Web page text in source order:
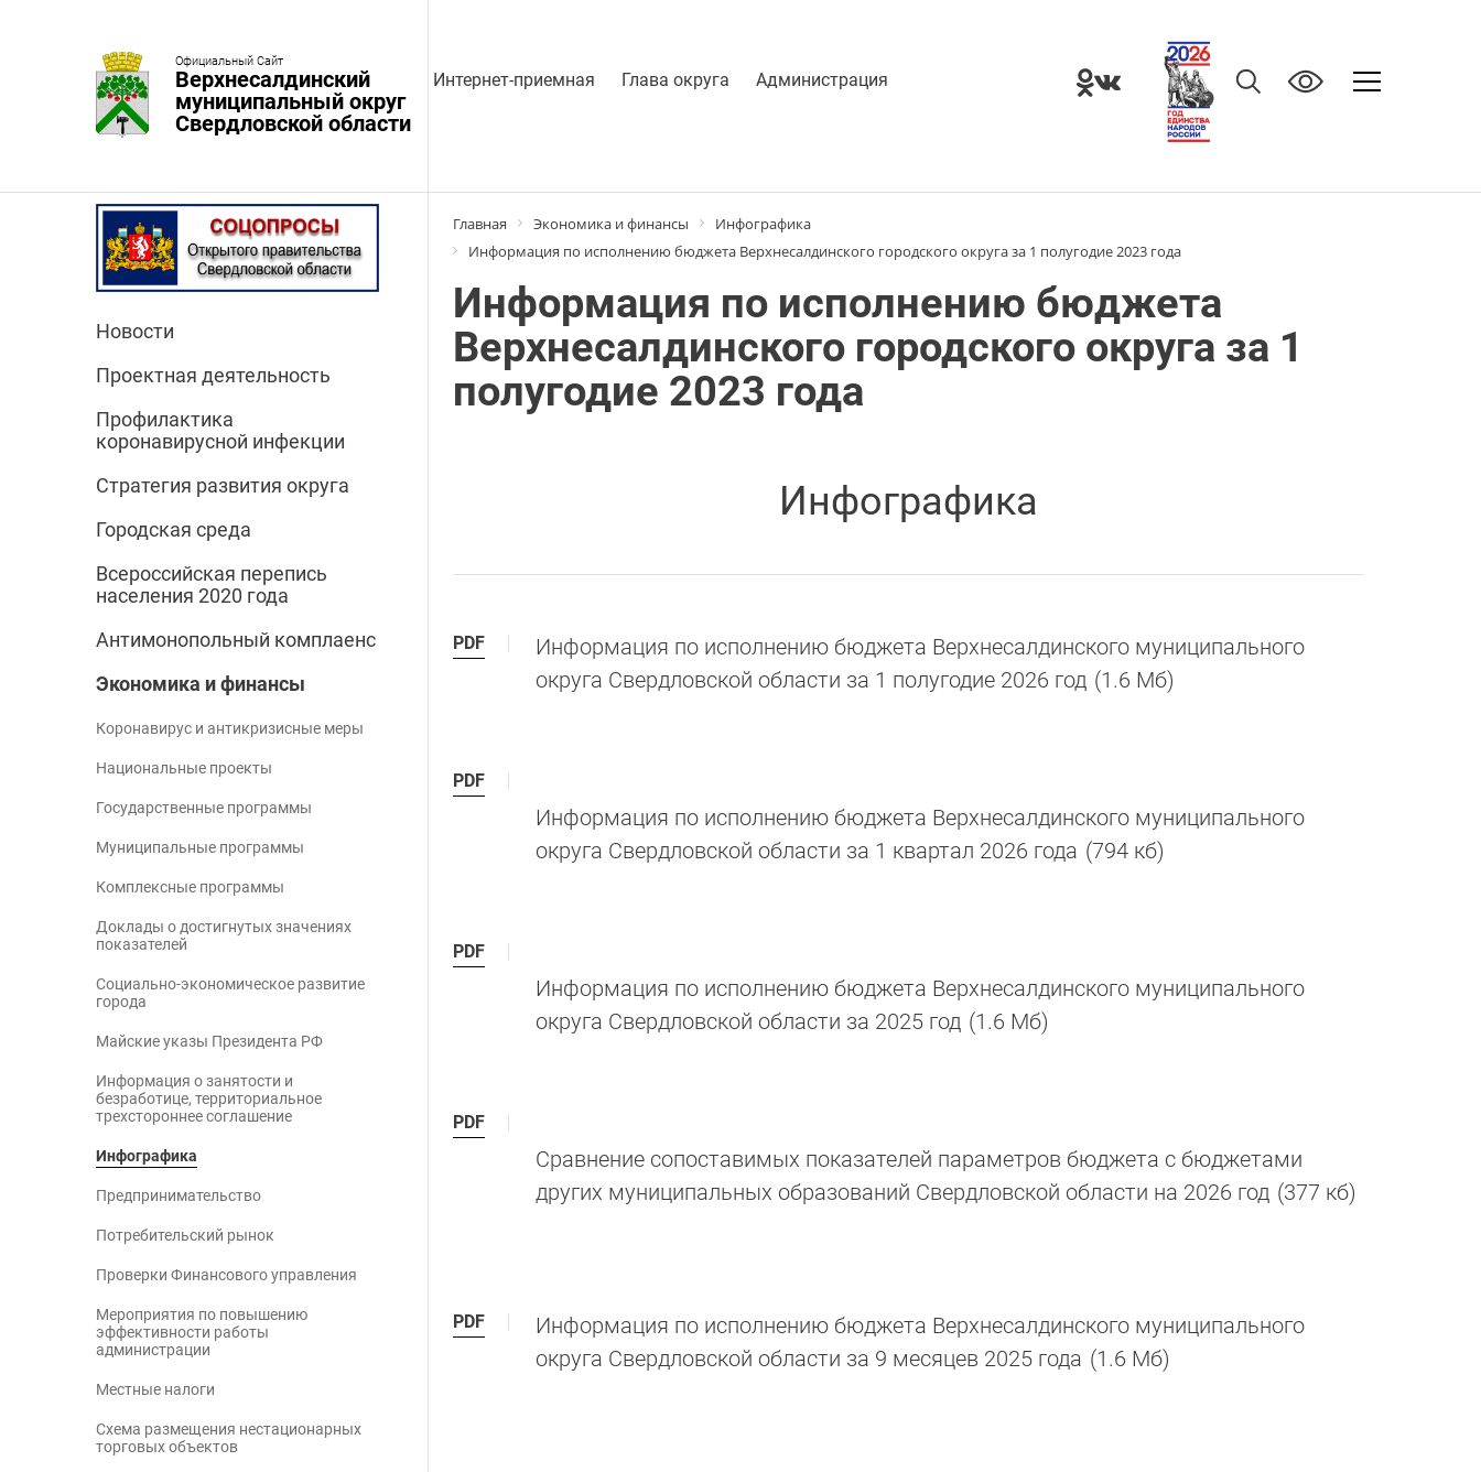
Официальный Сайт
Верхнесалдинский
муниципальный округ
Свердловской области
Интернет-приемная Глава округа Администрация
Новости
Проектная деятельность
Профилактика
коронавирусной инфекции
Стратегия развития округа
Городская среда
Всероссийская перепись
населения 2020 года
Антимонопольный комплаенс
Экономика и финансы
Коронавирус и антикризисные меры
Национальные проекты
Государственные программы
Муниципальные программы
Комплексные программы
Доклады о достигнутых значениях
показателей
Социально-экономическое развитие
города
Майские указы Президента РФ
Информация о занятости и
безработице, территориальное
трехстороннее соглашение
Инфографика
Предпринимательство
Потребительский рынок
Проверки Финансового управления
Мероприятия по повышению
эффективности работы
администрации
Местные налоги
Схема размещения нестационарных
торговых объектов
Главная Экономика и финансы
Инфографика
Информация по исполнению бюджета Верхнесалдинского городского округа за 1 полугодие 2023 года
Информация по исполнению бюджета
Верхнесалдинского городского округа за 1
полугодие 2023 года
Инфографика
PDF
Информация по исполнению бюджета Верхнесалдинского муниципального
округа Свердловской области за 1 полугодие 2026 год (1.6 Мб)
PDF
Информация по исполнению бюджета Верхнесалдинского муниципального
округа Свердловской области за 1 квартал 2026 года (794 кб)
PDF
Информация по исполнению бюджета Верхнесалдинского муниципального
округа Свердловской области за 2025 год (1.6 Мб)
PDF
Сравнение сопоставимых показателей параметров бюджета с бюджетами
других муниципальных образований Свердловской области на 2026 год (377 кб)
PDF
Информация по исполнению бюджета Верхнесалдинского муниципального
округа Свердловской области за 9 месяцев 2025 года (1.6 Мб)